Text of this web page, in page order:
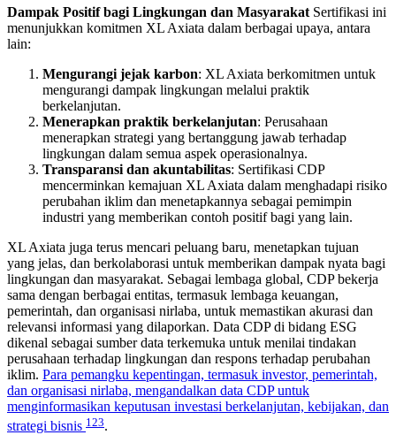
Dampak Positif bagi Lingkungan dan Masyarakat Sertifikasi ini
menunjukkan komitmen XL Axiata dalam berbagai upaya, antara
lain:
Mengurangi jejak karbon: XL Axiata berkomitmen untuk
mengurangi dampak lingkungan melalui praktik
berkelanjutan.
Menerapkan praktik berkelanjutan: Perusahaan
menerapkan strategi yang bertanggung jawab terhadap
lingkungan dalam semua aspek operasionalnya.
Transparansi dan akuntabilitas: Sertifikasi CDP
mencerminkan kemajuan XL Axiata dalam menghadapi risiko
perubahan iklim dan menetapkannya sebagai pemimpin
industri yang memberikan contoh positif bagi yang lain.
XL Axiata juga terus mencari peluang baru, menetapkan tujuan
yang jelas, dan berkolaborasi untuk memberikan dampak nyata bagi
lingkungan dan masyarakat. Sebagai lembaga global, CDP bekerja
sama dengan berbagai entitas, termasuk lembaga keuangan,
pemerintah, dan organisasi nirlaba, untuk memastikan akurasi dan
relevansi informasi yang dilaporkan. Data CDP di bidang ESG
dikenal sebagai sumber data terkemuka untuk menilai tindakan
perusahaan terhadap lingkungan dan respons terhadap perubahan
iklim. Para pemangku kepentingan, termasuk investor, pemerintah,
dan organisasi nirlaba, mengandalkan data CDP untuk
menginformasikan keputusan investasi berkelanjutan, kebijakan, dan
strategi bisnis 1 23.